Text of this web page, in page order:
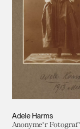
Adele Harms
Anonyme*r